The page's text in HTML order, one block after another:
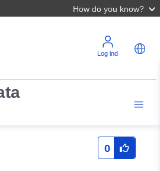
How do you know?
Log ind
0